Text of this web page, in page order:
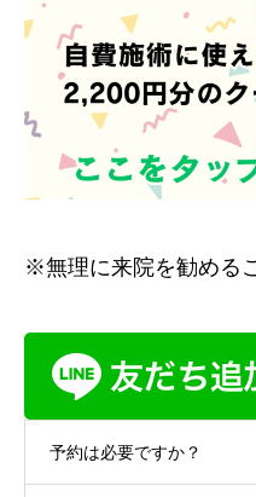
※無理に来院を勧める
予約は必要ですか？